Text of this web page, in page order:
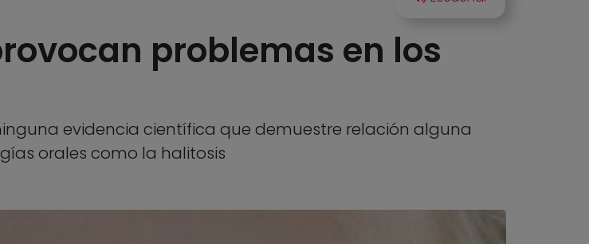
problemas en los
evidencia científica que demuestre relación alguna
orales como la halitosis